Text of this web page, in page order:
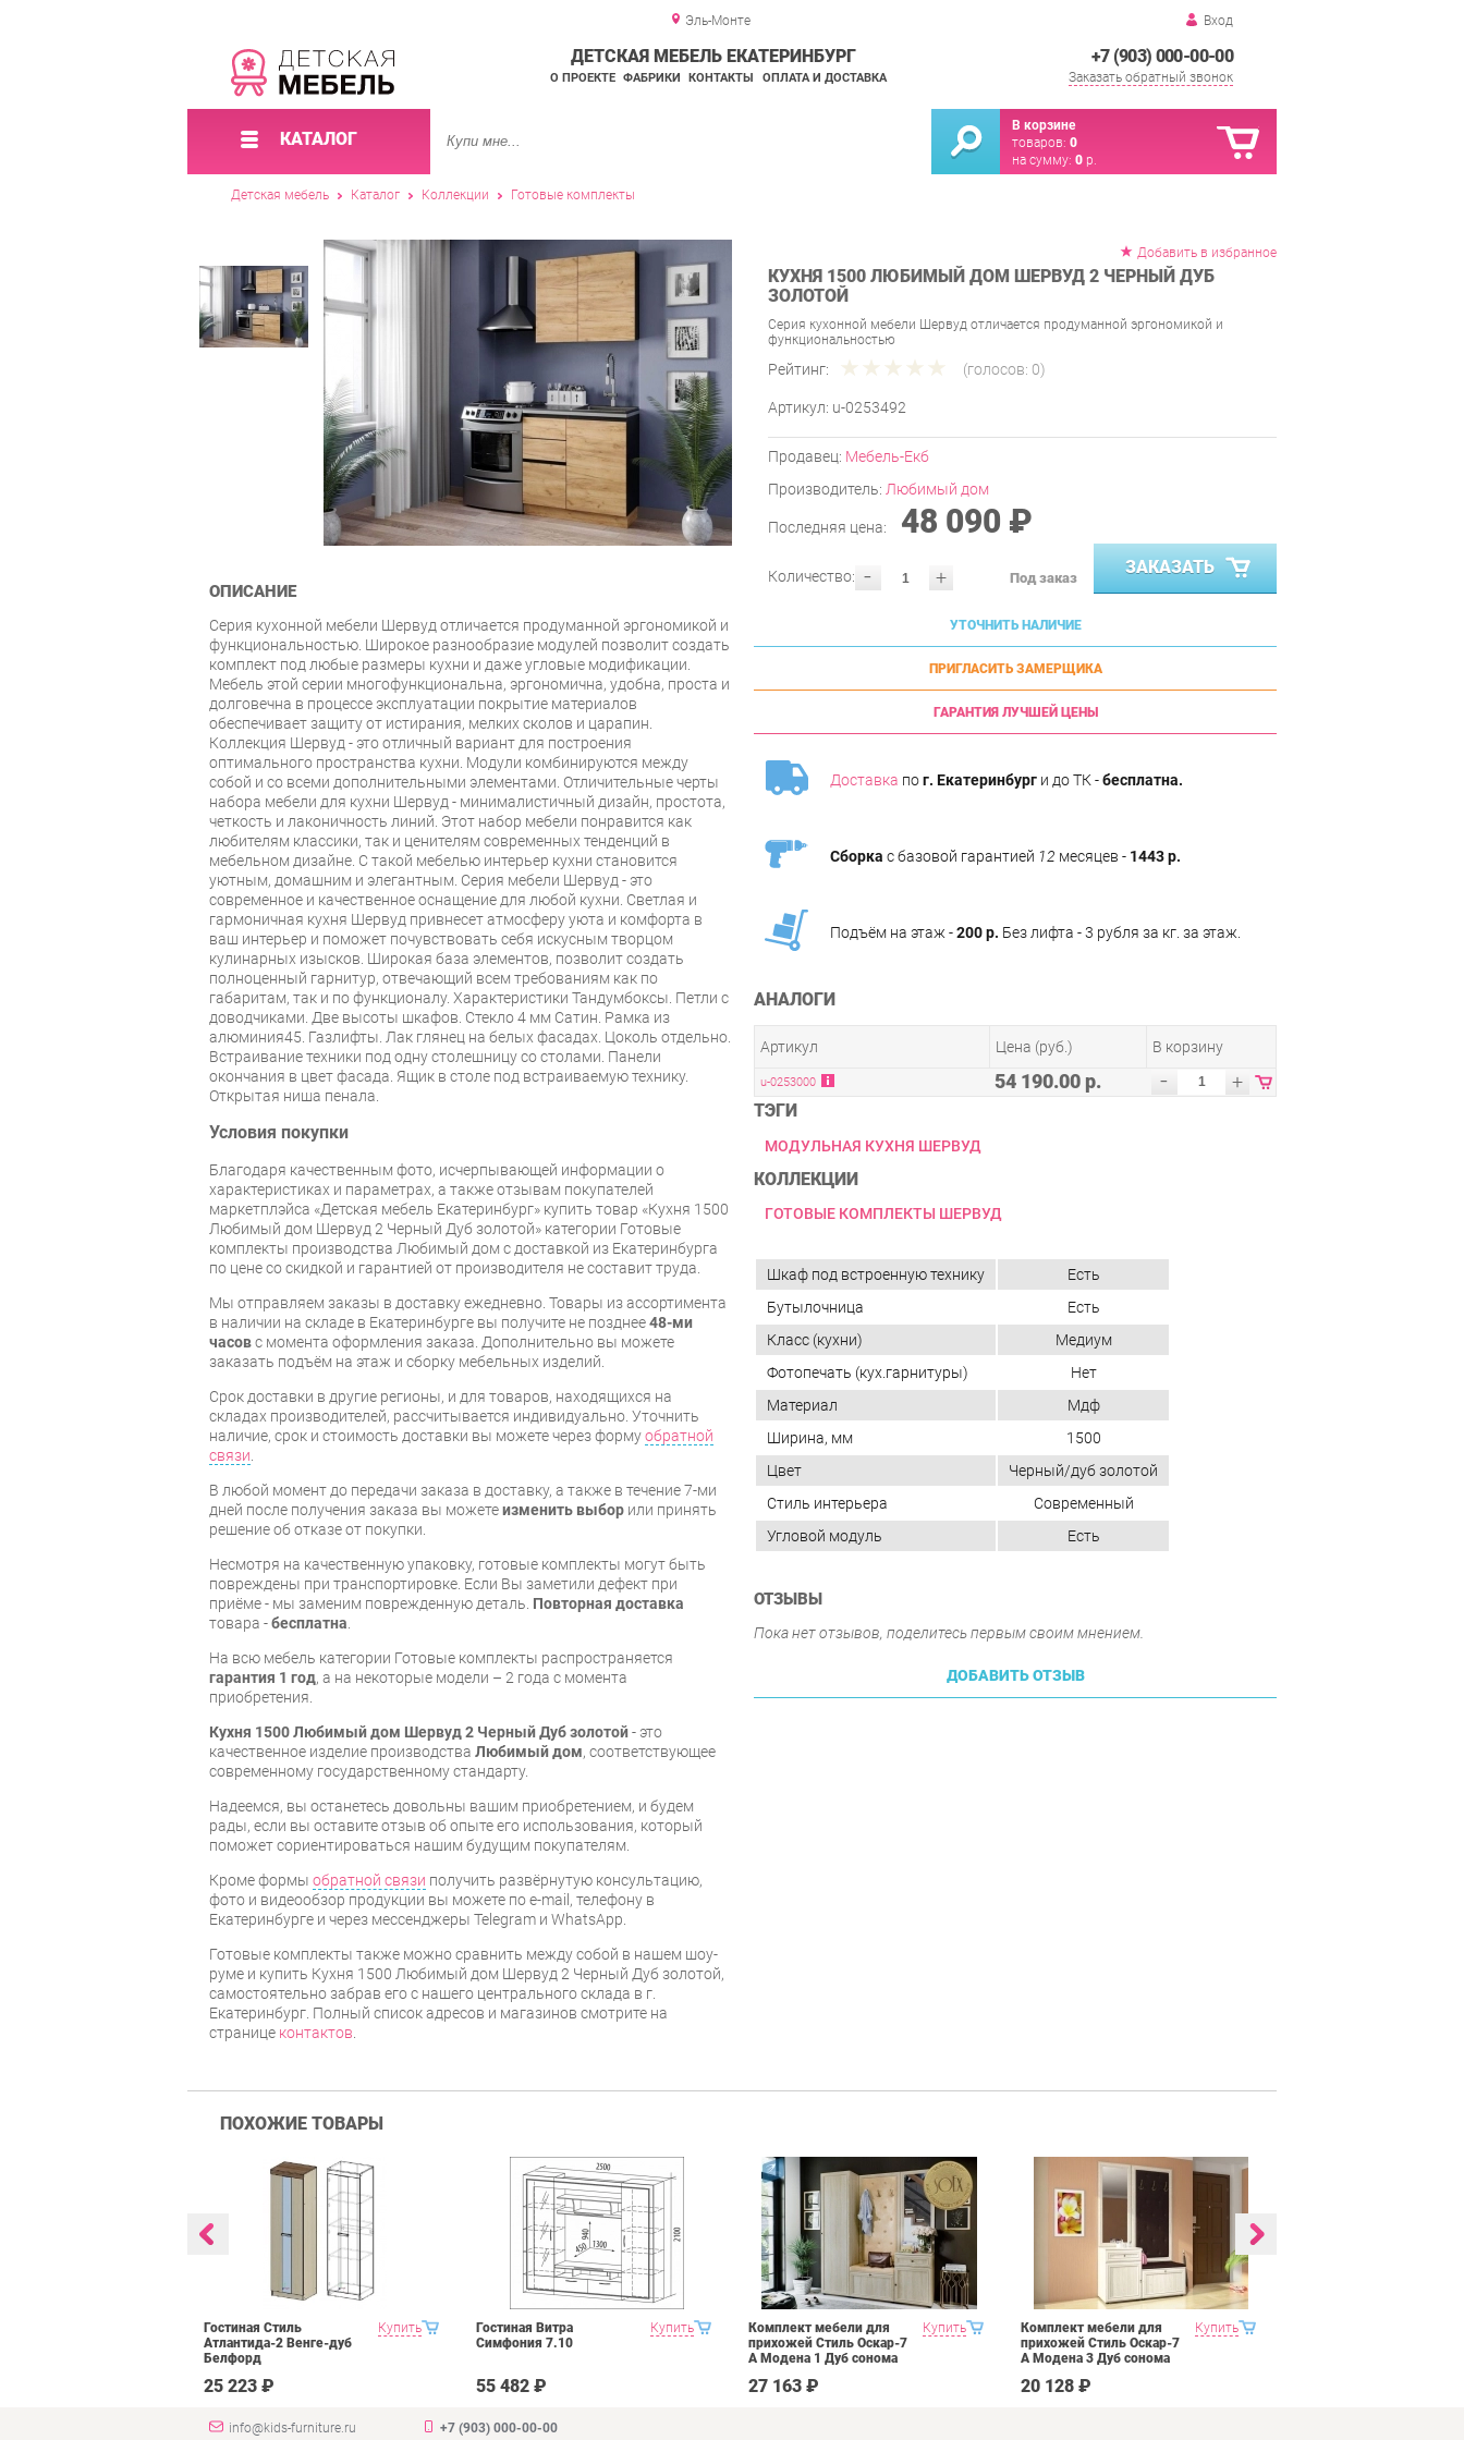
Эль-Монте Вход
+7 (903) 000-00-00
Заказать обратный звонок
ДЕТСКАЯ МЕБЕЛЬ ЕКАТЕРИНБУРГ
О ПРОЕКТЕ ФАБРИКИ КОНТАКТЫ ОПЛАТА И ДОСТАВКА
КАТАЛОГ
В корзине
товаров: 0
на сумму: 0 р.
Детская мебель Каталог Коллекции Готовые комплекты
Добавить в избранное
КУХНЯ 1500 ЛЮБИМЫЙ ДОМ ШЕРВУД 2 ЧЕРНЫЙ ДУБ
ЗОЛОТОЙ
Серия кухонной мебели Шервуд отличается продуманной эргономикой и
функциональностью
Рейтинг: (голосов: 0)
Артикул: u-0253492
Продавец: Мебель-Екб
Производитель: Любимый дом
Последняя цена: 48 090 ₽
- +
Количество: Под заказ
ЗАКАЗАТЬ
УТОЧНИТЬ НАЛИЧИЕ
ПРИГЛАСИТЬ ЗАМЕРЩИКА
ГАРАНТИЯ ЛУЧШЕЙ ЦЕНЫ
Доставка пог. Екатеринбург и до ТК -бесплатна.
Сборка с базовой гарантией 12 месяцев - 1443 р.
Подъём на этаж -200 р. Без лифта - 3 рубля за кг. за этаж.
АНАЛОГИ
Артикул Цена (руб.) В корзину
u-0253000 54 190.00 р. - +
ТЭГИ
МОДУЛЬНАЯ КУХНЯ ШЕРВУД
КОЛЛЕКЦИИ
ГОТОВЫЕ КОМПЛЕКТЫ ШЕРВУД
ОПИСАНИЕ
Серия кухонной мебели Шервуд отличается продуманной эргономикой и
функциональностью. Широкое разнообразие модулей позволит создать
комплект под любые размеры кухни и даже угловые модификации.
Мебель этой серии многофункциональна, эргономична, удобна, проста и
долговечна в процессе эксплуатации покрытие материалов
обеспечивает защиту от истирания, мелких сколов и царапин.
Коллекция Шервуд - это отличный вариант для построения
оптимального пространства кухни. Модули комбинируются между
собой и со всеми дополнительными элементами. Отличительные черты
набора мебели для кухни Шервуд - минималистичный дизайн, простота,
четкость и лаконичность линий. Этот набор мебели понравится как
любителям классики, так и ценителям современных тенденций в
мебельном дизайне. С такой мебелью интерьер кухни становится
уютным, домашним и элегантным. Серия мебели Шервуд - это
современное и качественное оснащение для любой кухни. Светлая и
гармоничная кухня Шервуд привнесет атмосферу уюта и комфорта в
ваш интерьер и поможет почувствовать себя искусным творцом
кулинарных изысков. Широкая база элементов, позволит создать
полноценный гарнитур, отвечающий всем требованиям как по
габаритам, так и по функционалу. Характеристики Тандумбоксы. Петли с
доводчиками. Две высоты шкафов. Стекло 4 мм Сатин. Рамка из
алюминия45. Газлифты. Лак глянец на белых фасадах. Цоколь отдельно.
Встраивание техники под одну столешницу со столами. Панели
окончания в цвет фасада. Ящик в столе под встраиваемую технику.
Открытая ниша пенала.
Условия покупки
Благодаря качественным фото, исчерпывающей информации о
характеристиках и параметрах, а также отзывам покупателей
маркетплэйса «Детская мебель Екатеринбург» купить товар «Кухня 1500
Любимый дом Шервуд 2 Черный Дуб золотой» категории Готовые
комплекты производства Любимый дом с доставкой из Екатеринбурга
по цене со скидкой и гарантией от производителя не составит труда.
Мы отправляем заказы в доставку ежедневно. Товары из ассортимента
в наличии на складе в Екатеринбурге вы получите не позднее48-ми
часовс момента оформления заказа. Дополнительно вы можете
заказать подъём на этаж и сборку мебельных изделий.
Срок доставки в другие регионы, и для товаров, находящихся на
складах производителей, рассчитывается индивидуально. Уточнить
наличие, срок и стоимость доставки вы можете через формуобратной
связи.
В любой момент до передачи заказа в доставку, а также в течение 7-ми
дней после получения заказа вы можетеизменить выбор или принять
решение об отказе от покупки.
Несмотря на качественную упаковку, готовые комплекты могут быть
повреждены при транспортировке. Если Вы заметили дефект при
приёме - мы заменим поврежденную деталь. Повторная доставка
товара -бесплатна.
На всю мебель категории Готовые комплекты распространяется
гарантия 1 год, а на некоторые модели – 2 года с момента
приобретения.
Кухня 1500 Любимый дом Шервуд 2 Черный Дуб золотой- это
качественное изделие производства Любимый дом, соответствующее
современному государственному стандарту.
Надеемся, вы останетесь довольны вашим приобретением, и будем
рады, если вы оставите отзыв об опыте его использования, который
поможет сориентироваться нашим будущим покупателям.
Кроме формы обратной связи получить развёрнутую консультацию,
фото и видеообзор продукции вы можете по e-mail, телефону в
Екатеринбурге и через мессенджеры Telegram и WhatsApp.
Готовые комплекты также можно сравнить между собой в нашем шоу-
руме и купить Кухня 1500 Любимый дом Шервуд 2 Черный Дуб золотой,
самостоятельно забрав его с нашего центрального склада в г.
Екатеринбург. Полный список адресов и магазинов смотрите на
странице контактов.
Шкаф под встроенную технику
Есть
Бутылочница
Есть
Класс (кухни)
Медиум
Фотопечать (кух.гарнитуры)
Нет
Материал
Мдф
Ширина, мм
1500
Цвет
Черный/дуб золотой
Стиль интерьера
Современный
Угловой модуль
Есть
ОТЗЫВЫ
Пока нет отзывов, поделитесь первым своим мнением.
ДОБАВИТЬ ОТЗЫВ
ПОХОЖИЕ ТОВАРЫ
Купить
Гостиная Стиль
Атлантида-2 Венге-дуб
Белфорд
25 223 ₽
Купить
Гостиная Витра
Симфония 7.10
55 482 ₽
Купить
Комплект мебели для
прихожей Стиль Оскар-7
А Модена 1 Дуб сонома
27 163 ₽
Купить
Комплект мебели для
прихожей Стиль Оскар-7
А Модена 3 Дуб сонома
20 128 ₽
info@kids-furniture.ru +7 (903) 000-00-00